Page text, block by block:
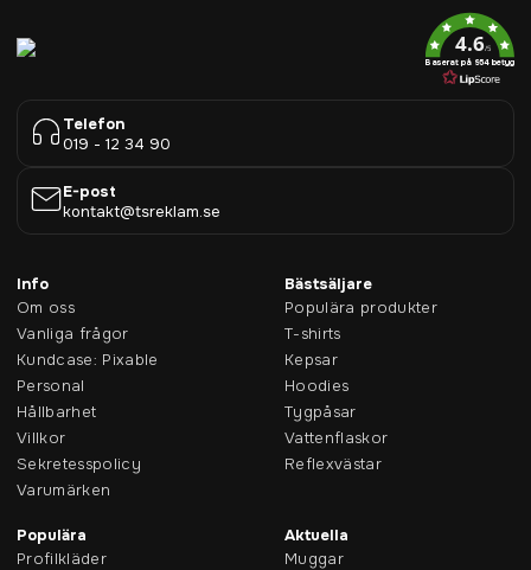
4.6/5
Baserat på 954 betyg
Telefon
019 - 12 34 90
E-post
kontakt@tsreklam.se
Info
Om oss
Vanliga frågor
Kundcase: Pixable
Personal
Hållbarhet
Villkor
Sekretesspolicy
Varumärken
Bästsäljare
Populära produkter
T-shirts
Kepsar
Hoodies
Tygpåsar
Vattenflaskor
Reflexvästar
Populära
Profilkläder
Aktuella
Muggar